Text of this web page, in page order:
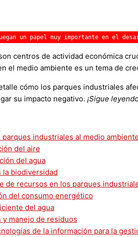
un papel muy importante en el
centros de actividad económica
el medio ambiente es un tema de
cómo los parques industriales
su impacto negativo. ¡Sigue
parques industriales al medio
del aire
del agua
la biodiversidad
de recursos en los parques
del consumo energético
del agua
y manejo de residuos
de la información para la